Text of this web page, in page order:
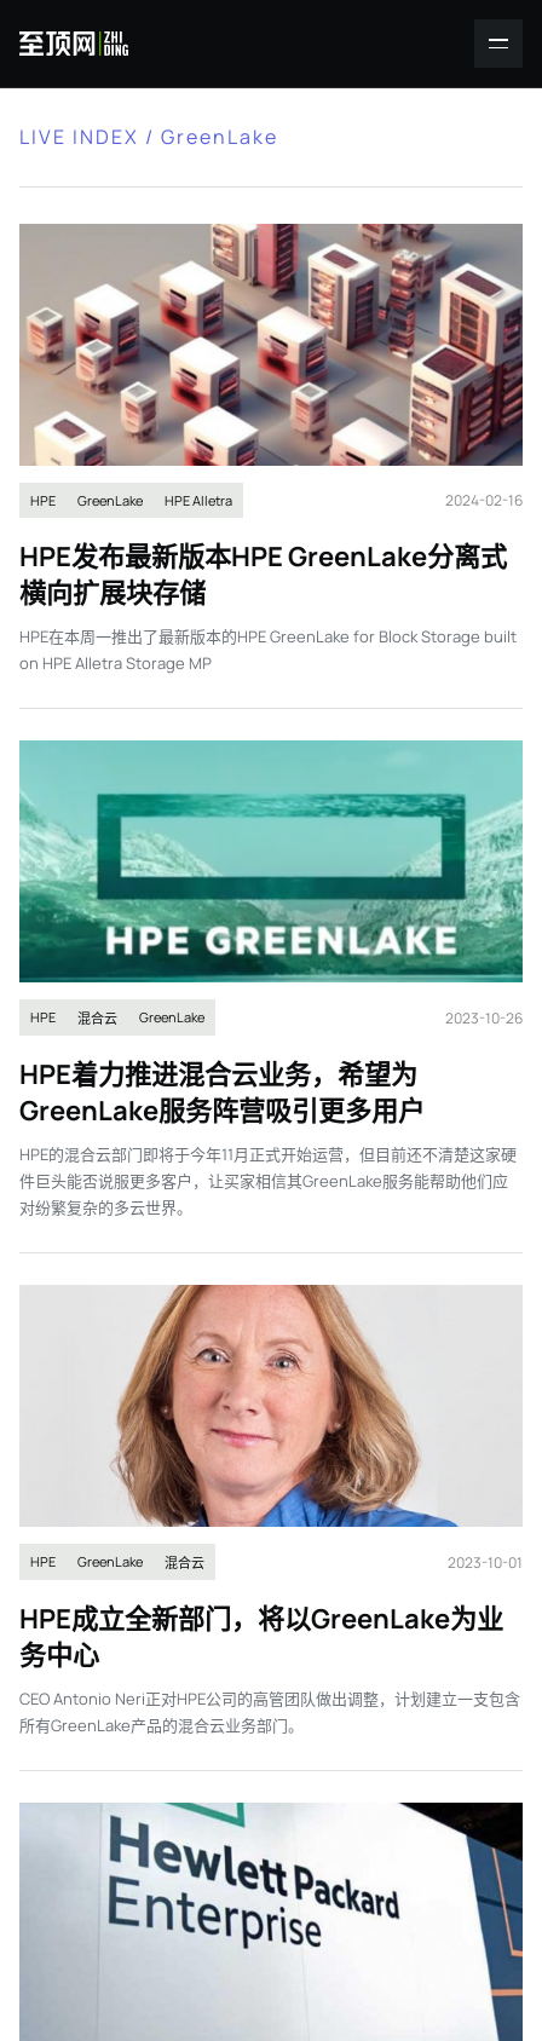
LIVE INDEX / GreenLake
HPE GreenLake HPE Alletra 2024-02-16
HPE发布最新版本HPE GreenLake分离式
横向扩展块存储
HPE在本周一推出了最新版本的HPE GreenLake for Block Storage built
on HPE Alletra Storage MP
HPE 混合云 GreenLake 2023-10-26
HPE着力推进混合云业务，希望为
GreenLake服务阵营吸引更多用户
HPE的混合云部门即将于今年11月正式开始运营，但目前还不清楚这家硬
件巨头能否说服更多客户，让买家相信其GreenLake服务能帮助他们应
对纷繁复杂的多云世界。
HPE GreenLake 混合云 2023-10-01
HPE成立全新部门，将以GreenLake为业
务中心
CEO Antonio Neri正对HPE公司的高管团队做出调整，计划建立一支包含
所有GreenLake产品的混合云业务部门。